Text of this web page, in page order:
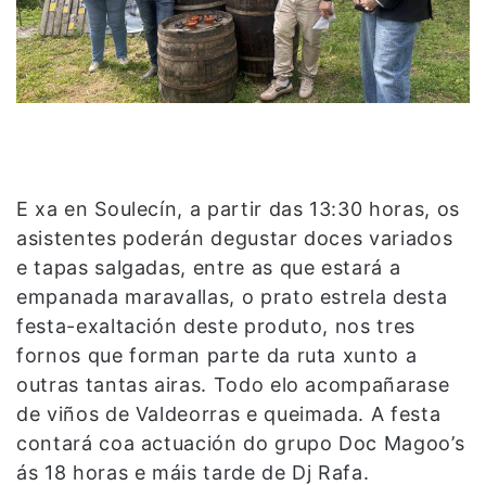
E xa en Soulecín, a partir das 13:30 horas, os
asistentes poderán degustar doces variados
e tapas salgadas, entre as que estará a
empanada maravallas, o prato estrela desta
festa-exaltación deste produto, nos tres
fornos que forman parte da ruta xunto a
outras tantas airas. Todo elo acompañarase
de viños de Valdeorras e queimada. A festa
contará coa actuación do grupo Doc Magoo’s
ás 18 horas e máis tarde de Dj Rafa.